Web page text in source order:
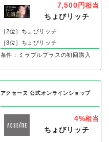
7,500円相当
ちょびリッチ
［2位］ちょびリッチ
［3位］ちょびリッチ
条件：ミラブルプラスの初回購入
アクセーヌ 公式オンラインショップ
4%相当
ちょびリッチ